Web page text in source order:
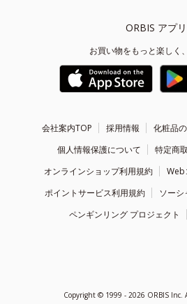
ORBIS アプリ
お買い物をもっと楽しく
会社案内TOP 採用情報
化粧品
個人情報保護について
特定商
オンラインショップ利用規約
Web
ポイントサービス利用規約
ソーシ
ペンギンリング プロジェクト
Copyright © 1999 - 2026 ORBIS Inc.